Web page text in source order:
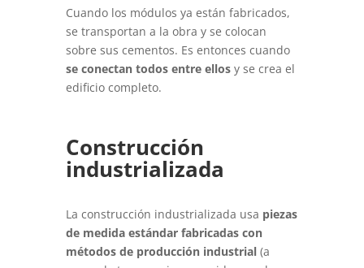
Cuando los módulos ya están fabricados,
se transportan a la obra y se colocan
sobre sus cementos. Es entonces cuando
se conectan todos entre ellosy se crea el
edificio completo.
Construcción
industrializada
La construcción industrializada usa piezas
de medida estándar fabricadas con
métodos de producción industrial(a